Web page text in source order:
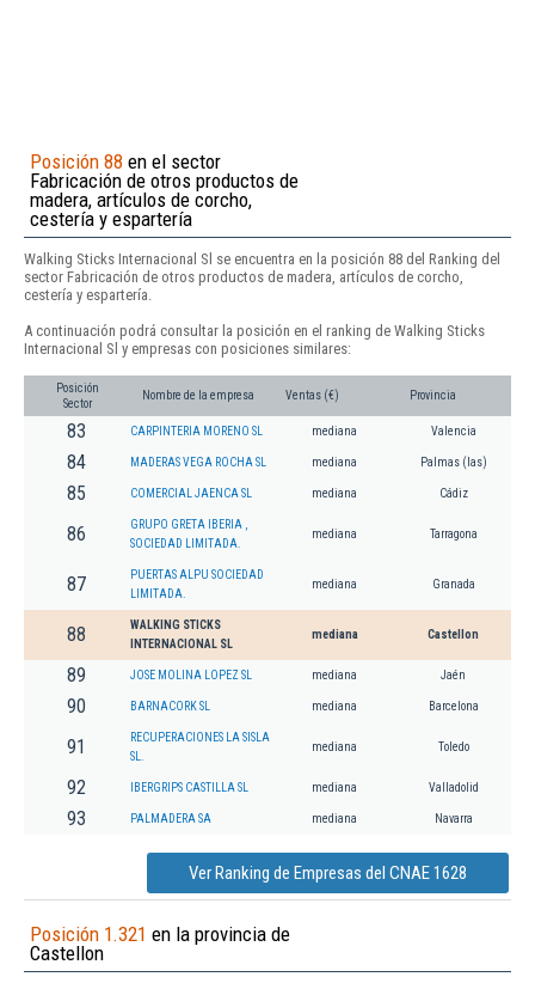
Posición 88 en el sector
Fabricación de otros productos de
madera, artículos de corcho,
cestería y espartería
Walking Sticks Internacional Sl se encuentra en la posición 88 del Ranking del
sector Fabricación de otros productos de madera, artículos de corcho,
cestería y espartería.
A continuación podrá consultar la posición en el ranking de Walking Sticks
Internacional Sl y empresas con posiciones similares:
Posición
Sector
Nombre de la empresa Ventas (€) Provincia
83 CARPINTERIA MORENO SL mediana Valencia
84 MADERAS VEGA ROCHA SL mediana Palmas (las)
85 COMERCIAL JAENCA SL mediana Cádiz
86
GRUPO GRETA IBERIA ,
SOCIEDAD LIMITADA.
mediana Tarragona
87
PUERTAS ALPU SOCIEDAD
LIMITADA.
mediana Granada
88
WALKING STICKS
INTERNACIONAL SL
mediana Castellon
89 JOSE MOLINA LOPEZ SL mediana Jaén
90 BARNACORK SL mediana Barcelona
91
RECUPERACIONES LA SISLA
SL.
mediana Toledo
92 IBERGRIPS CASTILLA SL mediana Valladolid
93 PALMADERA SA mediana Navarra
Ver Ranking de Empresas del CNAE 1628
Posición 1.321 en la provincia de
Castellon